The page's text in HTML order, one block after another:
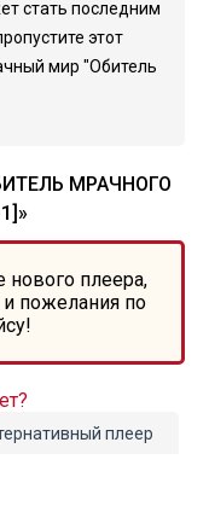
стать последним
этот
мир "Обитель
МРАЧНОГО
нового плеера,
пожелания по
плеер